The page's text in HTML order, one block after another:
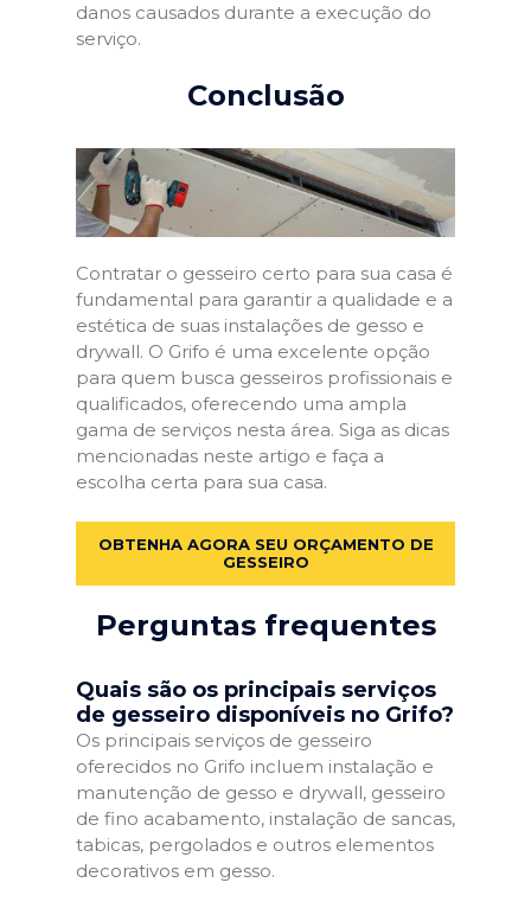
danos causados durante a execução do
serviço.
Conclusão
Contratar o gesseiro certo para sua casa é
fundamental para garantir a qualidade e a
estética de suas instalações de gesso e
drywall. O Grifo é uma excelente opção
para quem busca gesseiros profissionais e
qualificados, oferecendo uma ampla
gama de serviços nesta área. Siga as dicas
mencionadas neste artigo e faça a
escolha certa para sua casa.
OBTENHA AGORA SEU ORÇAMENTO DE
GESSEIRO
Perguntas frequentes
Quais são os principais serviços
de gesseiro disponíveis no Grifo?
Os principais serviços de gesseiro
oferecidos no Grifo incluem instalação e
manutenção de gesso e drywall, gesseiro
de fino acabamento, instalação de sancas,
tabicas, pergolados e outros elementos
decorativos em gesso.